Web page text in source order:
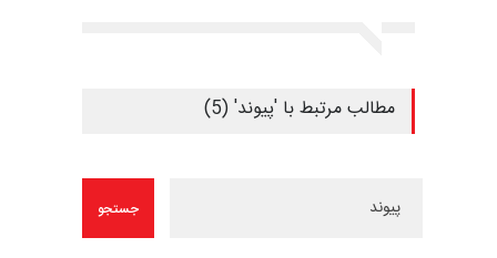
مطالب مرتبط با 'پیوند' (5)